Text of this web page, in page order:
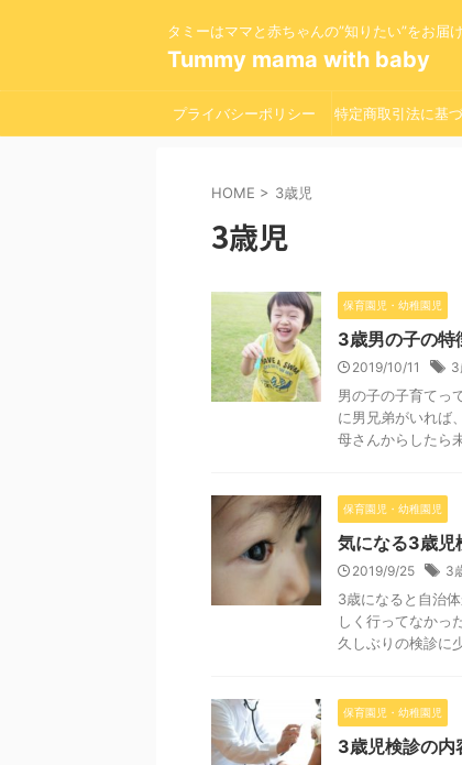
タミーはママと赤ちゃんの”知りたい”をお届
Tummy mama with baby
プライバシーポリシー 特定商取引法に基
HOME > 3歳児
3歳児
保育園児・幼稚園児
3歳男の子の特
2019/10/11 3
男の子の子育てっ
に男兄弟がいれば
母さんからしたら
保育園児・幼稚園児
気になる3歳児
2019/9/25 3
3歳になると自治
しく行ってなかっ
久しぶりの検診に
保育園児・幼稚園児
3歳児検診の内